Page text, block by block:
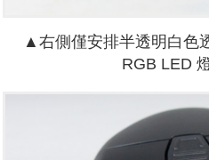
▲右側僅安排半透明白色
RGB LED